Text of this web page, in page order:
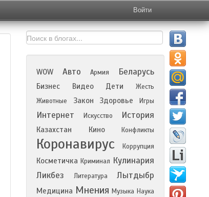
Войти
WOW Авто Армия Беларусь
Бизнес Видео Дети
Жесть
Животные
Закон Здоровье Игры
Интернет Искусство История
Казахстан Кино Конфликты
Коронавирус Коррупция
Косметичка Криминал Кулинария
Ликбез
Литература Лытдыбр
Медицина Мнения Музыка Наука